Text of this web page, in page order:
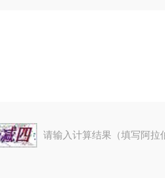
请输入计算结果（填写阿拉